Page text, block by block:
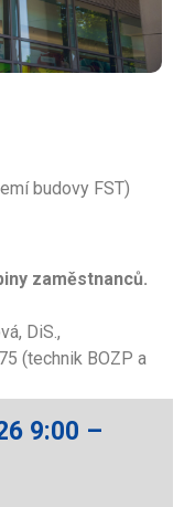
budovy FST)
zaměstnanců.
DiS.,
(technik BOZP a
9:00 –